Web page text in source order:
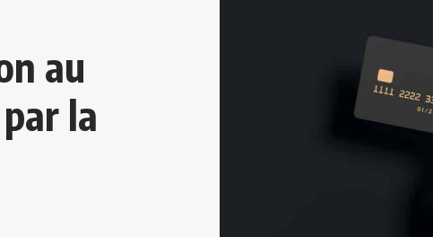
au
la